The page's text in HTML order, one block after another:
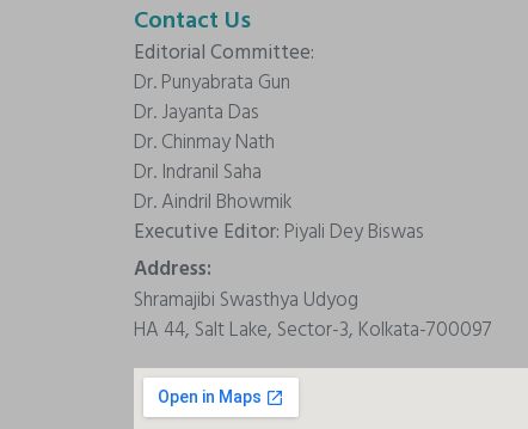
Contact Us
Editorial Committee:
Dr. Punyabrata Gun
Dr. Jayanta Das
Dr. Chinmay Nath
Dr. Indranil Saha
Dr. Aindril Bhowmik
Executive Editor: Piyali Dey Biswas
Address:
Shramajibi Swasthya Udyog
HA 44, Salt Lake, Sector-3, Kolkata-700097